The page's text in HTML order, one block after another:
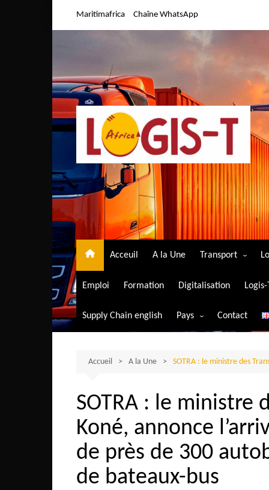
Maritimafrica Chaîne WhatsApp
Acceuil A la Une Transport
Transport aérien
Transport
Transport routier
Emploi Formation Digitalisation
Supply Chain english Pays
Algérie
Bénin
Burkina-Faso
Burundi
Cameroun
Contact
Accueil A la Une SOTRA : le ministre des
SOTRA : le ministre
Koné, annonce
de près de 300
de bateaux-bus